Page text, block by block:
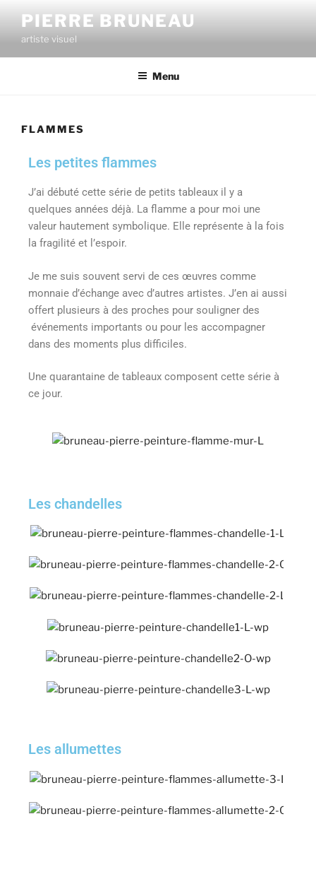
PIERRE BRUNEAU
artiste visuel
Menu
FLAMMES
Les petites flammes
J’ai débuté cette série de petits tableaux il y a
quelques années déjà. La flamme a pour moi une
valeur hautement symbolique. Elle représente à la fois
la fragilité et l’espoir.
Je me suis souvent servi de ces œuvres comme
monnaie d’échange avec d’autres artistes. J’en ai aussi
offert plusieurs à des proches pour souligner des
événements importants ou pour les accompagner
dans des moments plus difficiles.
Une quarantaine de tableaux composent cette série à
ce jour.
Les chandelles
Les allumettes